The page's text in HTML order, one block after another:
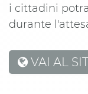
i cittadini
durante
VAI AL